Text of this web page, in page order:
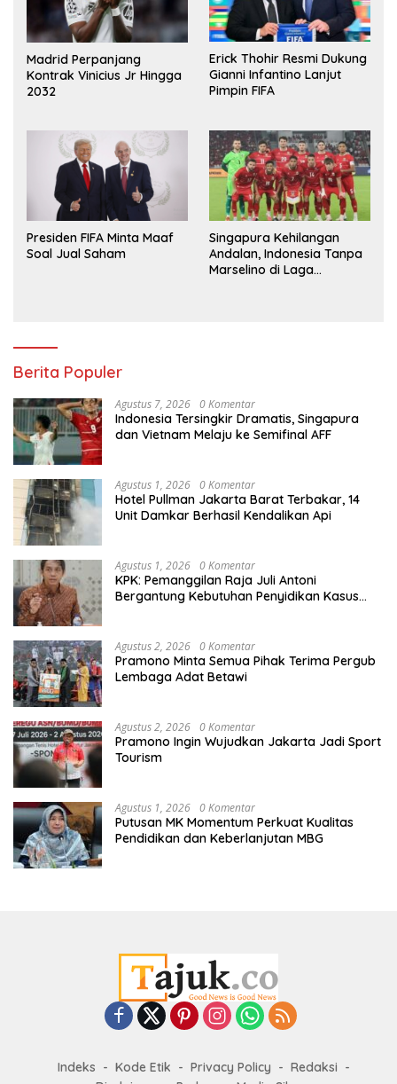
Madrid Perpanjang
Kontrak Vinicius Jr Hingga
2032
Erick Thohir Resmi Dukung
Gianni Infantino Lanjut
Pimpin FIFA
Presiden FIFA Minta Maaf
Soal Jual Saham
Singapura Kehilangan
Andalan, Indonesia Tanpa
Marselino di Laga
Berita Populer
Agustus 7, 2026 0 Komentar
Indonesia Tersingkir Dramatis, Singapura
dan Vietnam Melaju ke Semifinal AFF
Agustus 1, 2026 0 Komentar
Hotel Pullman Jakarta Barat Terbakar, 14
Unit Damkar Berhasil Kendalikan Api
Agustus 1, 2026 0 Komentar
KPK: Pemanggilan Raja Juli Antoni
Bergantung Kebutuhan Penyidikan Kasus
Agustus 2, 2026 0 Komentar
Pramono Minta Semua Pihak Terima Pergub
Lembaga Adat Betawi
Agustus 2, 2026 0 Komentar
Pramono Ingin Wujudkan Jakarta Jadi Sport
Tourism
Agustus 1, 2026 0 Komentar
Putusan MK Momentum Perkuat Kualitas
Pendidikan dan Keberlanjutan MBG
Indeks Kode Etik Privacy Policy
Redaksi